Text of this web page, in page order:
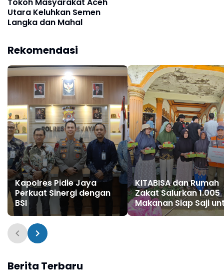
Utara Keluhkan Semen
Langka dan Mahal
Rekomendasi
Kapolres Pidie Jaya
Perkuat Sinergi dengan
BSI
KITABISA dan Rumah
Zakat Salurkan 1.005
Makanan Siap Saji
Warga Terdampak
Berita Terbaru